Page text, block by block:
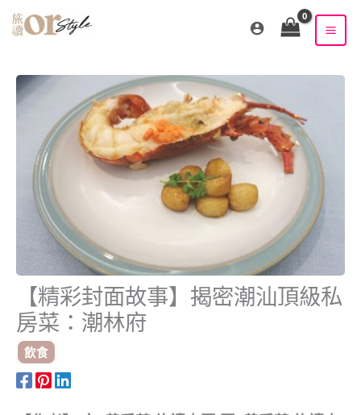
【精彩封面故事】揭密潮汕頂級私
房菜：潮林府
飲食